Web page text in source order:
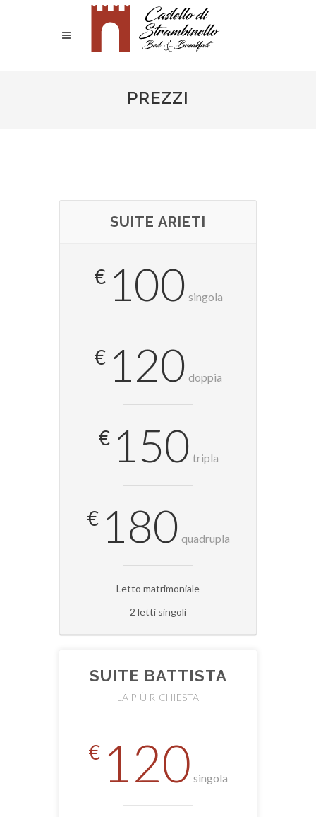
PREZZI
SUITE ARIETI
€ 100 singola
€ 120 doppia
€ 150 tripla
€ 180 quadrupla
Letto matrimoniale
2 letti singoli
SUITE BATTISTA
LA PIÙ RICHIESTA
€ 120 singola